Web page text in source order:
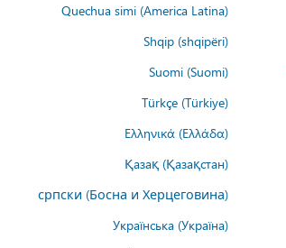
Quechua simi (America Latina)
Shqip (shqipëri)
Suomi (Suomi)
Türkçe (Türkiye)
Ελληνικά (Ελλάδα)
Қазақ (Қазақстан)
српски (Босна и Херцеговина)
Українська (Україна)